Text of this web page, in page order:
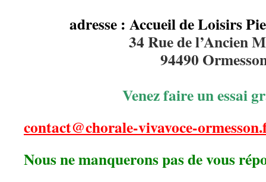
adresse : Accueil de Loisirs
34 Rue de l’Ancien
94490
Venez faire un essai
contact@chorale-vivavoce-
Nous ne manquerons pas de vous